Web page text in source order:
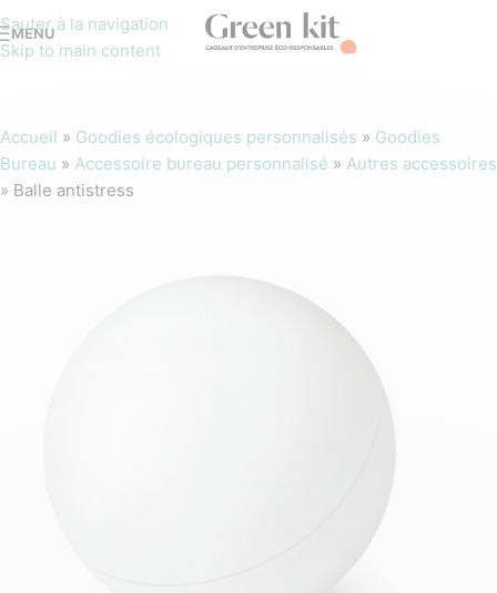
Sauter à la navigation
Skip to main content
MENU
Accueil » Goodies écologiques personnalisés » Goodies
Bureau » Accessoire bureau personnalisé » Autres accessoires
» Balle antistress